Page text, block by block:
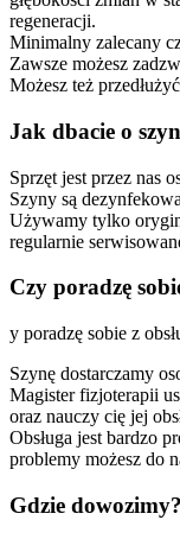
regeneracji.
Minimalny zalecany
Zawsze możesz
Możesz też
Jak dbacie o
Sprzęt jest przez nas
Szyny są
Używamy tylko
regularnie
Czy poradzę
y poradzę sobie z
Szynę dostarczamy
Magister fizjoterapii
oraz nauczy cię jej
Obsługa jest bardzo
problemy możesz do
Gdzie dowozimy?